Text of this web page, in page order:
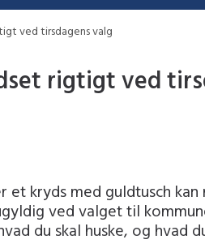
ved tirsdagens valg
rigtigt ved
et kryds med guldtusch
ved valget til
du skal huske, og hvad